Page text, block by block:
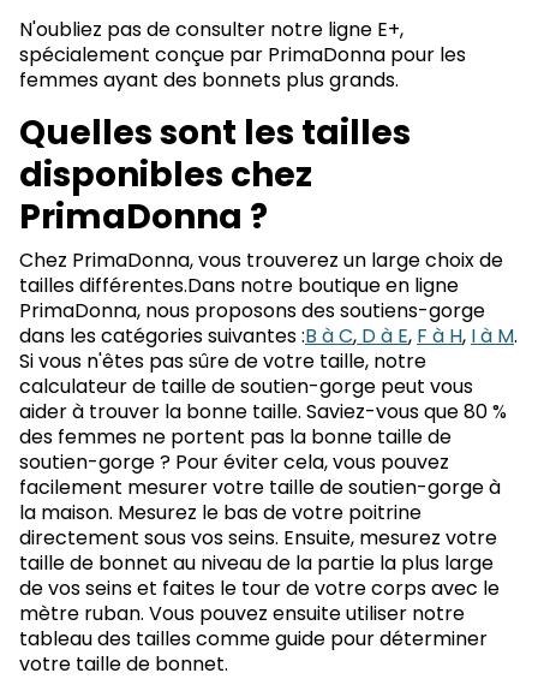
N'oubliez pas de consulter notre ligne E+,
spécialement conçue par PrimaDonna pour les
femmes ayant des bonnets plus grands.
Quelles sont les tailles
disponibles chez
PrimaDonna ?
Chez PrimaDonna, vous trouverez un large choix de
tailles différentes.Dans notre boutique en ligne
PrimaDonna, nous proposons des soutiens-gorge
dans les catégories suivantes :B à C, D à E, F à H, I à M.
Si vous n'êtes pas sûre de votre taille, notre
calculateur de taille de soutien-gorge peut vous
aider à trouver la bonne taille. Saviez-vous que 80 %
des femmes ne portent pas la bonne taille de
soutien-gorge ? Pour éviter cela, vous pouvez
facilement mesurer votre taille de soutien-gorge à
la maison. Mesurez le bas de votre poitrine
directement sous vos seins. Ensuite, mesurez votre
taille de bonnet au niveau de la partie la plus large
de vos seins et faites le tour de votre corps avec le
mètre ruban. Vous pouvez ensuite utiliser notre
tableau des tailles comme guide pour déterminer
votre taille de bonnet.